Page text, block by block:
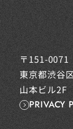
〒151-0071
東京都渋谷
山本ビル2F
PRIVACY